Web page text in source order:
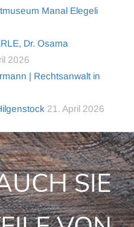
Manal Elegeli
Dr. Osama
2026
| Rechtsanwalt in
21. April 2026
SIE